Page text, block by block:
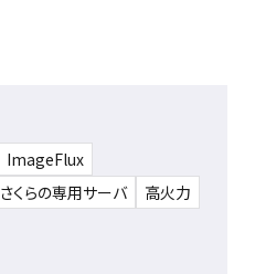
ImageFlux
さくらの専用サーバ
高火力